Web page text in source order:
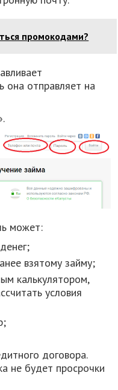
промокодами?
она отправляет на
может:
взятому займу;
калькулятором,
условия
договора.
не будет просрочки